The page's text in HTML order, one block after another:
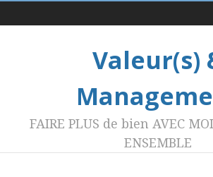
Menu 1
Valeur(s)
FAIRE PLUS de bien AVEC
ENSEMBLE